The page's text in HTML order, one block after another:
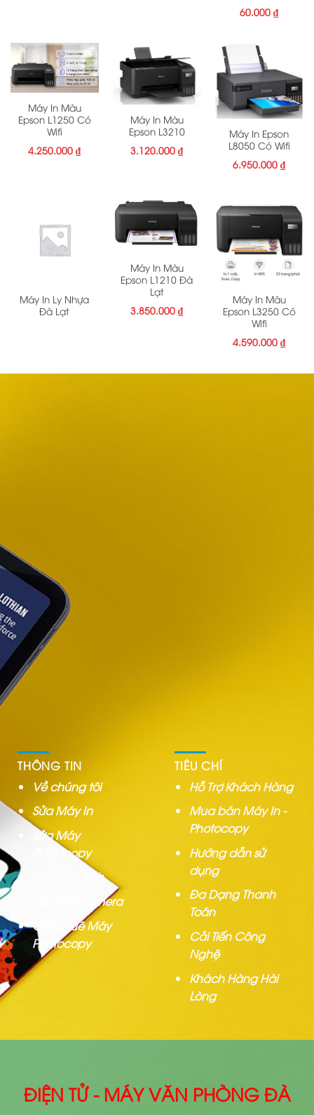
60.000₫
Máy In Màu
Epson L1250 Có
Wifi
4.250.000₫
Máy In Màu
Epson L3210
3.120.000₫
Máy In Epson
L8050 Có Wifi
6.950.000₫
Máy In Ly Nhựa
Đà Lạt
Máy In Màu
Epson L1210 Đà
Lạt
3.850.000₫
Máy In Màu
Epson L3250 Có
Wifi
4.590.000₫
THÔNG TIN
Về chúng tôi
Sửa Máy In
Sửa Máy
Photocopy
Sửa Máy Tính
Lắp đặt Camera
Cho Thuê Máy
Photocopy
TIÊU CHÍ
Hỗ Trợ Khách Hàng
Mua bán Máy In -
Photocopy
Hướng dẫn sử
dụng
Đa Dạng Thanh
Toán
Cải Tiến Công
Nghệ
Khách Hàng Hài
Lòng
ĐIỆN TỬ - MÁY VĂN PHÒNG ĐÀ